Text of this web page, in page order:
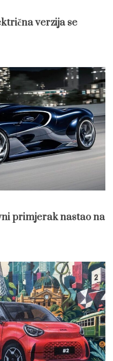
verzija se
primjerak nastao na